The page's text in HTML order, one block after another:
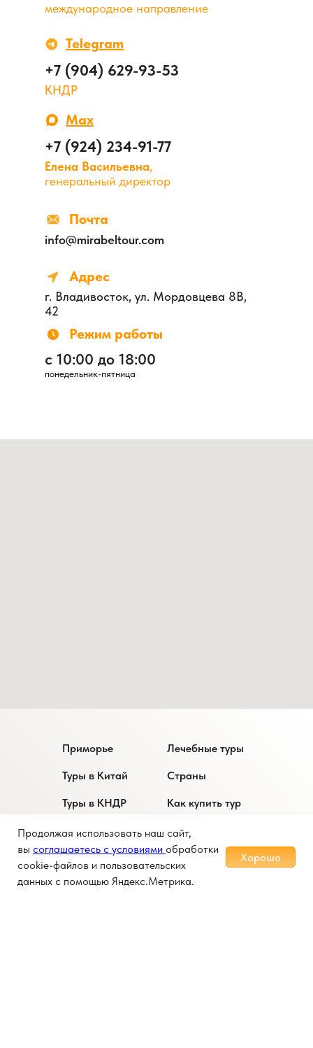
Telegram
+7 (904) 629-93-53
международное направление
КНДР
Почта
Адрес
Режим работы
+7 (924) 234-91-77
info@mirabeltour.com
г. Владивосток, ул. Мордовцева 8В,
42
Елена Васильевна,
генеральный директор
с 10:00 до 18:00
понедельник-пятница
Max
Продолжая использовать наш сайт,
вы соглашаетесь с условиями обработки
cookie-файлов и пользовательских
данных с помощью Яндекс.Метрика.
Хорошо
Приморье
Страны
О компании
+7 (800) 770-72-99
Контакты
Услуги
Как купить тур
Туры в Китай
Туры в КНДР
Лечебные туры